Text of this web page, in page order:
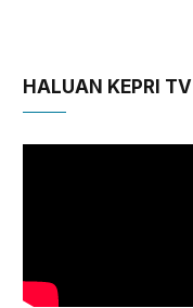
HALUAN KEPRI TV